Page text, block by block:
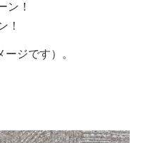
ン！
！
ジです）。